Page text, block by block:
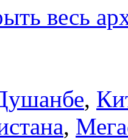
весь
,
,